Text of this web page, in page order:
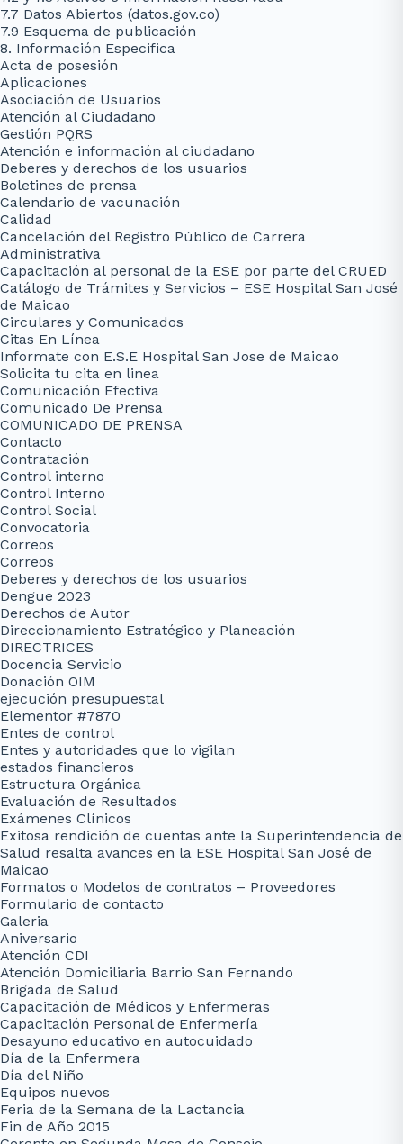
7.7 Datos Abiertos (datos.gov.co)
7.9 Esquema de publicación
8. Información Especifica
Acta de posesión
Aplicaciones
Asociación de Usuarios
Atención al Ciudadano
Gestión PQRS
Atención e información al ciudadano
Deberes y derechos de los usuarios
Boletines de prensa
Calendario de vacunación
Calidad
Cancelación del Registro Público de Carrera
Administrativa
Capacitación al personal de la ESE por parte del CRUED
Catálogo de Trámites y Servicios – ESE Hospital San José
de Maicao
Circulares y Comunicados
Citas En Línea
Informate con E.S.E Hospital San Jose de Maicao
Solicita tu cita en linea
Comunicación Efectiva
Comunicado De Prensa
COMUNICADO DE PRENSA
Contacto
Contratación
Control interno
Control Interno
Control Social
Convocatoria
Correos
Correos
Deberes y derechos de los usuarios
Dengue 2023
Derechos de Autor
Direccionamiento Estratégico y Planeación
DIRECTRICES
Docencia Servicio
Donación OIM
ejecución presupuestal
Elementor #7870
Entes de control
Entes y autoridades que lo vigilan
estados financieros
Estructura Orgánica
Evaluación de Resultados
Exámenes Clínicos
Exitosa rendición de cuentas ante la Superintendencia de
Salud resalta avances en la ESE Hospital San José de
Maicao
Formatos o Modelos de contratos – Proveedores
Formulario de contacto
Galeria
Aniversario
Atención CDI
Atención Domiciliaria Barrio San Fernando
Brigada de Salud
Capacitación de Médicos y Enfermeras
Capacitación Personal de Enfermería
Desayuno educativo en autocuidado
Día de la Enfermera
Día del Niño
Equipos nuevos
Feria de la Semana de la Lactancia
Fin de Año 2015